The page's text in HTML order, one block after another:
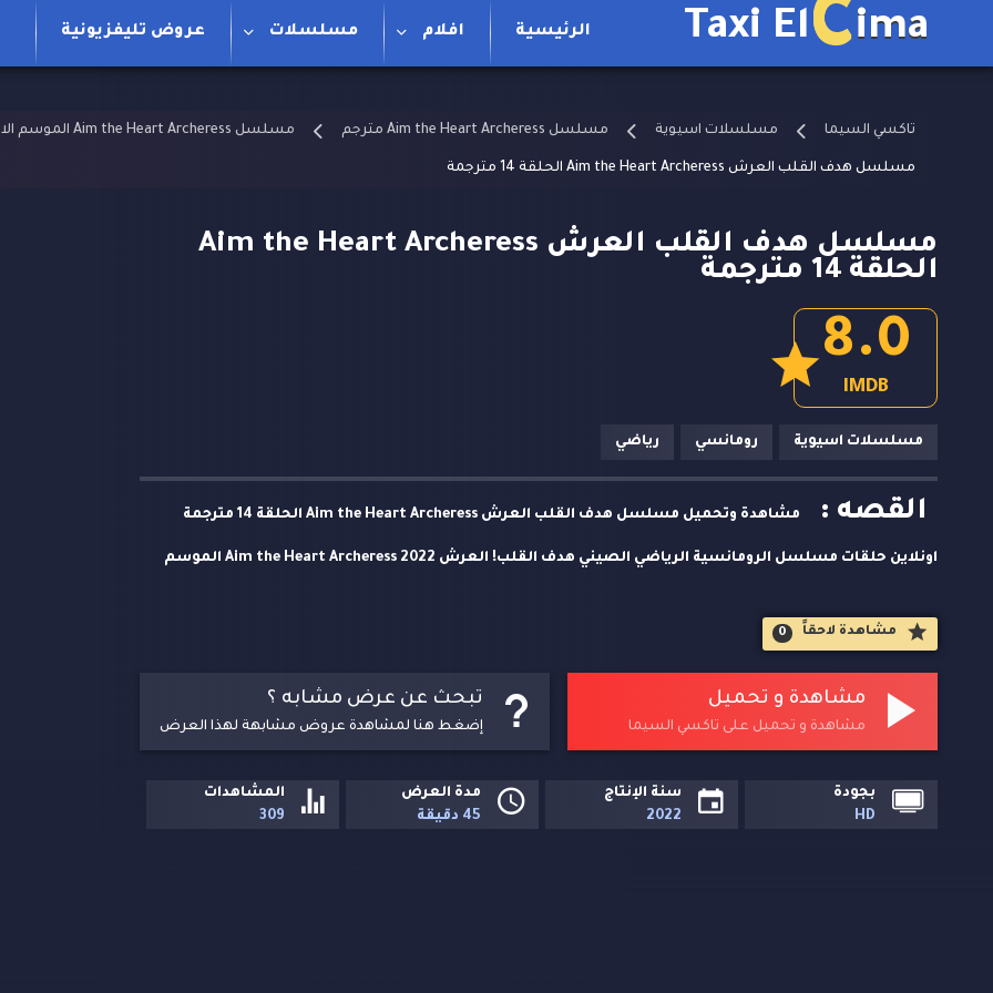
Taxi ElCima الرئيسية افلام مسلسلات عروض تليفزيونية
تاكسي السيما مسلسلات اسيوية مسلسل Aim the Heart Archeress مترجم مسلسل Aim the Heart Archeress الموسم الاول مترجم
مسلسل هدف القلب العرش Aim the Heart Archeress الحلقة 14 مترجمة
مسلسل هدف القلب العرش Aim the Heart Archeress
الحلقة 14 مترجمة
IMDB
8.0
مسلسلات اسيوية رومانسي رياضي
القصه : مشاهدة وتحميل مسلسل هدف القلب العرش Aim the Heart Archeress الحلقة 14 مترجمة
اونلاين حلقات مسلسل الرومانسية الرياضي الصيني هدف القلب! العرش Aim the Heart Archeress 2022 الموسم
مشاهدة لاحقاََ 0
تبحث عن عرض مشابه ؟
إضغط هنا لمشاهدة عروض مشابهة لهذا العرض
مشاهدة و تحميل
مشاهدة و تحميل على تاكسي السيما
بجودة
HD
سنة الإنتاج
2022
مدة العرض
45 دقيقة
المشاهدات
309